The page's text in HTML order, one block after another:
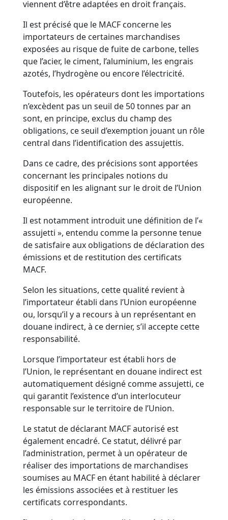
viennent d’être adaptées en droit français.
Il est précisé que le MACF concerne les
importateurs de certaines marchandises
exposées au risque de fuite de carbone, telles
que l’acier, le ciment, l’aluminium, les engrais
azotés, l’hydrogène ou encore l’électricité.
Toutefois, les opérateurs dont les importations
n’excèdent pas un seuil de 50 tonnes par an
sont, en principe, exclus du champ des
obligations, ce seuil d’exemption jouant un rôle
central dans l’identification des assujettis.
Dans ce cadre, des précisions sont apportées
concernant les principales notions du
dispositif en les alignant sur le droit de l’Union
européenne.
Il est notamment introduit une définition de l’«
assujetti », entendu comme la personne tenue
de satisfaire aux obligations de déclaration des
émissions et de restitution des certificats
MACF.
Selon les situations, cette qualité revient à
l’importateur établi dans l’Union européenne
ou, lorsqu’il y a recours à un représentant en
douane indirect, à ce dernier, s’il accepte cette
responsabilité.
Lorsque l’importateur est établi hors de
l’Union, le représentant en douane indirect est
automatiquement désigné comme assujetti, ce
qui garantit l’existence d’un interlocuteur
responsable sur le territoire de l’Union.
Le statut de déclarant MACF autorisé est
également encadré. Ce statut, délivré par
l’administration, permet à un opérateur de
réaliser des importations de marchandises
soumises au MACF en étant habilité à déclarer
les émissions associées et à restituer les
certificats correspondants.